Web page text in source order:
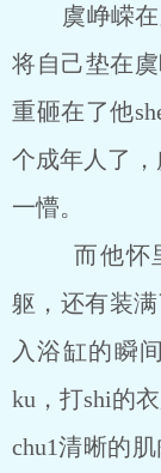
虞峥嵘在跌
将自己垫在
重砸在了他
个成年人了
一懵。
而他怀里
躯，还有装
入浴缸的瞬
ku，打shi的
chu1清晰的